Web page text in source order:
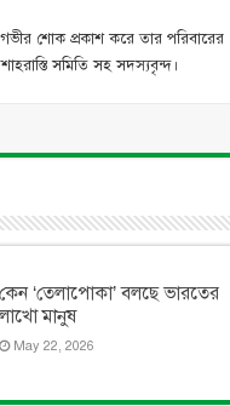
শোক প্রকাশ করে তার পরিবারের
সমিতি সহ সদস্যবৃন্দ।
কেন ‘তেলাপোকা’ বলছে ভারতের
লাখো মানুষ
May 22, 2026